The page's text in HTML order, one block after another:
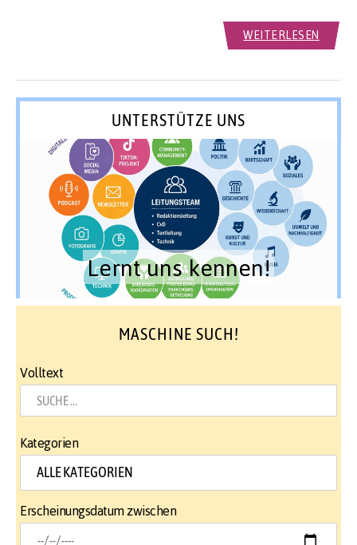
WEITERLESEN
UNTERSTÜTZE UNS
Lernt uns kennen!
MASCHINE SUCH!
Volltext
Kategorien
Erscheinungsdatum zwischen